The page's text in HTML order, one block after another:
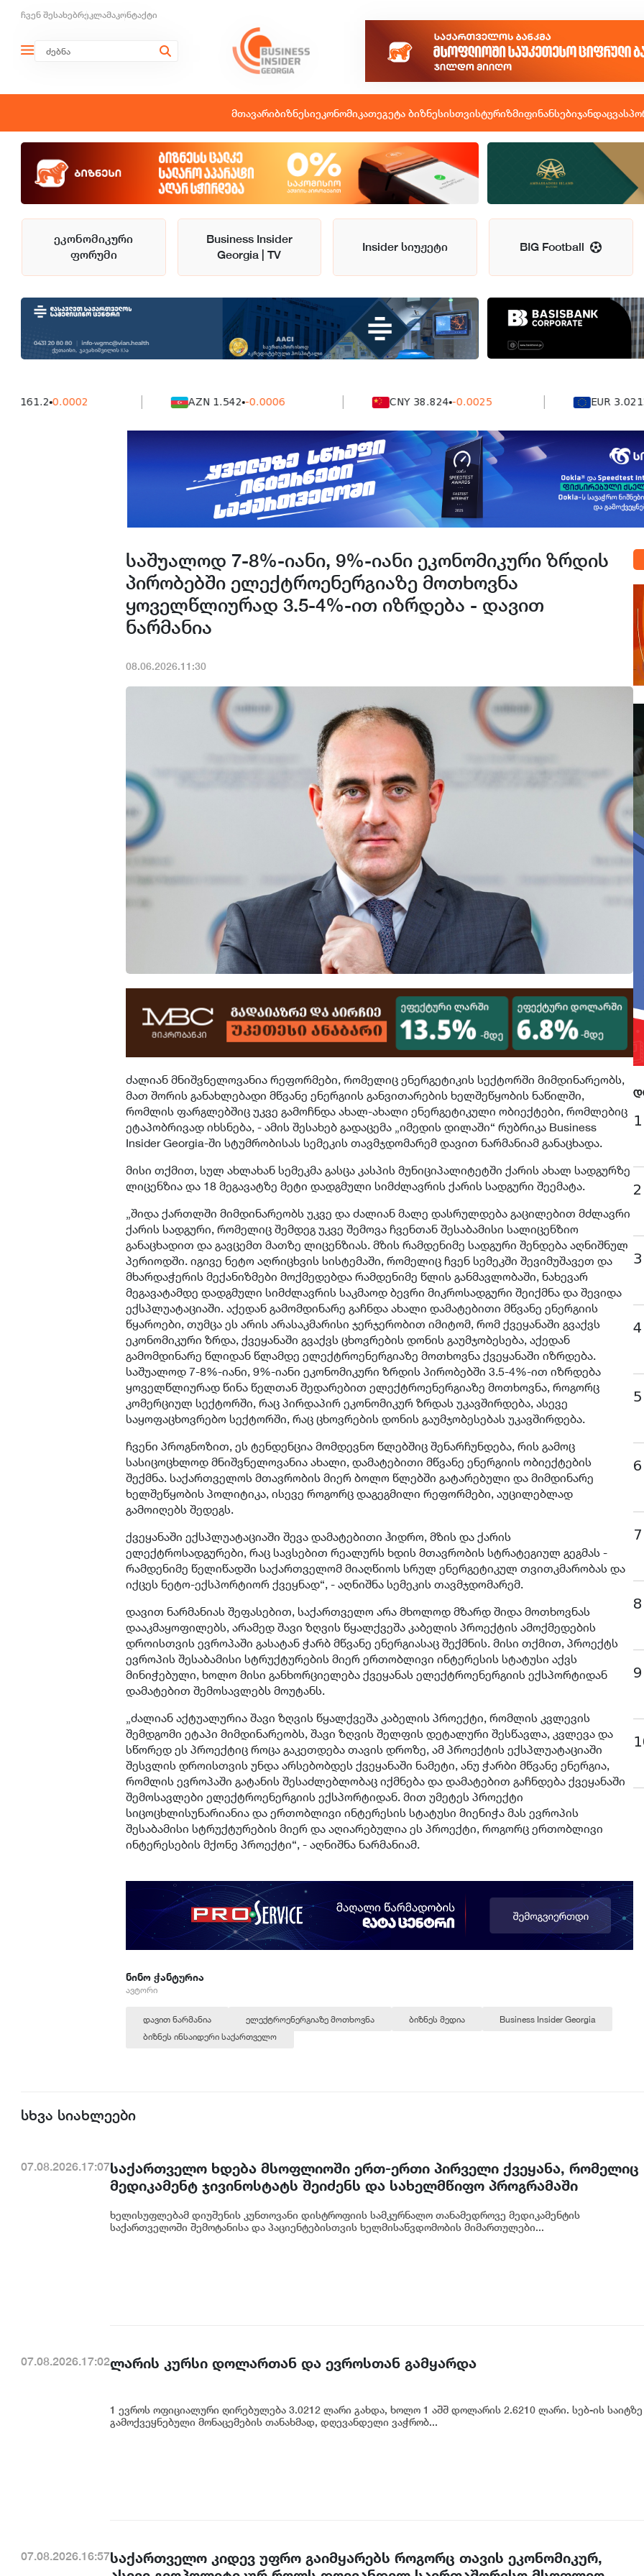
ჩვენ შესახებრეკლამაკონტაქტი
მთავარიბიზნესიეკონომიკათეგეტა ბიზნესისთვისტურიზმიფინანსებიჯანდაცვა
ეკონომიკური
ფორუმი
Business Insider
Georgia | TV
Insider სიუჟეტი BIG Football
0.0002 AZN 1.542 -0.0006 CNY 38.824 -0.0025 EUR 3.0212 -
საშუალოდ 7-8%-იანი, 9%-იანი ეკონომიკური ზრდის
პირობებში ელექტროენერგიაზე მოთხოვნა
ყოველწლიურად 3.5-4%-ით იზრდება - დავით
ნარმანია
08.06.2026.11:30
ძალიან მნიშვნელოვანია რეფორმები, რომელიც ენერგეტიკის სექტორში მიმდინარეობს,
მათ შორის განახლებადი მწვანე ენერგიის განვითარების ხელშეწყობის ნაწილში,
რომლის ფარგლებშიც უკვე გამოჩნდა ახალ-ახალი ენერგეტიკული ობიექტები, რომლებიც
ეტაპობრივად იხსნება, - ამის შესახებ გადაცემა „იმედის დილაში“ რუბრიკა Business
Insider Georgia-ში სტუმრობისას სემეკის თავმჯდომარემ დავით ნარმანიამ განაცხადა.
მისი თქმით, სულ ახლახან სემეკმა გასცა კასპის მუნიციპალიტეტში ქარის ახალ სადგურზე
ლიცენზია და 18 მეგავატზე მეტი დადგმული სიმძლავრის ქარის სადგური შეემატა.
„შიდა ქართლში მიმდინარეობს უკვე და ძალიან მალე დასრულდება გაცილებით მძლავრი
ქარის სადგური, რომელიც შემდეგ უკვე შემოვა ჩვენთან შესაბამისი სალიცენზიო
განაცხადით და გავცემთ მათზე ლიცენზიას. მზის რამდენიმე სადგური შენდება აღნიშნულ
პერიოდში. იგივე ნეტო აღრიცხვის სისტემაში, რომელიც ჩვენ სემეკში შევიმუშავეთ და
მხარდაჭერის მექანიზმები მოქმედებდა რამდენიმე წლის განმავლობაში, ნახევარ
მეგავატამდე დადგმული სიმძლავრის საკმაოდ ბევრი მიკროსადგური შეიქმნა და შევიდა
ექსპლუატაციაში. აქედან გამომდინარე გაჩნდა ახალი დამატებითი მწვანე ენერგიის
წყაროები, თუმცა ეს არის არასაკმარისი ჯერჯერობით იმიტომ, რომ ქვეყანაში გვაქვს
ეკონომიკური ზრდა, ქვეყანაში გვაქვს ცხოვრების დონის გაუმჯობესება, აქედან
გამომდინარე წლიდან წლამდე ელექტროენერგიაზე მოთხოვნა ქვეყანაში იზრდება.
საშუალოდ 7-8%-იანი, 9%-იანი ეკონომიკური ზრდის პირობებში 3.5-4%-ით იზრდება
ყოველწლიურად წინა წელთან შედარებით ელექტროენერგიაზე მოთხოვნა, როგორც
კომერციულ სექტორში, რაც პირდაპირ ეკონომიკურ ზრდას უკავშირდება, ასევე
საყოფაცხოვრებო სექტორში, რაც ცხოვრების დონის გაუმჯობესებას უკავშირდება.
ჩვენი პროგნოზით, ეს ტენდენცია მომდევნო წლებშიც შენარჩუნდება, რის გამოც
სასიცოცხლოდ მნიშვნელოვანია ახალი, დამატებითი მწვანე ენერგიის ობიექტების
შექმნა. საქართველოს მთავრობის მიერ ბოლო წლებში გატარებული და მიმდინარე
ხელშეწყობის პოლიტიკა, ისევე როგორც დაგეგმილი რეფორმები, აუცილებლად
გამოიღებს შედეგს.
ქვეყანაში ექსპლუატაციაში შევა დამატებითი ჰიდრო, მზის და ქარის
ელექტროსადგურები, რაც სავსებით რეალურს ხდის მთავრობის სტრატეგიულ გეგმას -
რამდენიმე წელიწადში საქართველომ მიაღწიოს სრულ ენერგეტიკულ თვითკმარობას და
იქცეს ნეტო-ექსპორტიორ ქვეყნად“, - აღნიშნა სემეკის თავმჯდომარემ.
დავით ნარმანიას შეფასებით, საქართველო არა მხოლოდ მზარდ შიდა მოთხოვნას
დააკმაყოფილებს, არამედ შავი ზღვის წყალქვეშა კაბელის პროექტის ამოქმედების
დროისთვის ევროპაში გასატან ჭარბ მწვანე ენერგიასაც შექმნის. მისი თქმით, პროექტს
ევროპის შესაბამისი სტრუქტურების მიერ ერთობლივი ინტერესის სტატუსი აქვს
მინიჭებული, ხოლო მისი განხორციელება ქვეყანას ელექტროენერგიის ექსპორტიდან
დამატებით შემოსავლებს მოუტანს.
„ძალიან აქტუალურია შავი ზღვის წყალქვეშა კაბელის პროექტი, რომლის კვლევის
შემდგომი ეტაპი მიმდინარეობს, შავი ზღვის შელფის დეტალური შესწავლა, კვლევა და
სწორედ ეს პროექტიც როცა გაკეთდება თავის დროზე, ამ პროექტის ექსპლუატაციაში
შესვლის დროისთვის უნდა არსებობდეს ქვეყანაში ნამეტი, ანუ ჭარბი მწვანე ენერგია,
რომლის ევროპაში გატანის შესაძლებლობაც იქმნება და დამატებით გაჩნდება ქვეყანაში
შემოსავლები ელექტროენერგიის ექსპორტიდან. მით უმეტეს პროექტი
სიცოცხლისუნარიანია და ერთობლივი ინტერესის სტატუსი მიენიჭა მას ევროპის
შესაბამისი სტრუქტურების მიერ და აღიარებულია ეს პროექტი, როგორც ერთობლივი
ინტერესების მქონე პროექტი“, - აღნიშნა ნარმანიამ.
ნინო ჭანტურია
ავტორი
დავით ნარმანია ელექტროენერგიაზე მოთხოვნა ბიზნეს მედია
Business Insider Georgia
ბიზნეს ინსაიდერი საქართველო
1
2
3
4
5
6
7
8
9
სხვა სიახლეები
07.08.2026.17:07საქართველო ხდება მსოფლიოში ერთ-ერთი პირველი ქვეყანა, რომელიც
მედიკამენტ ჯივინოსტატს შეიძენს და სახელმწიფო პროგრამაში
ხელისუფლებამ დიუშენის კუნთოვანი დისტროფიის სამკურნალო თანამედროვე მედიკამენტის
საქართველოში შემოტანისა და პაციენტებისთვის ხელმისაწვდომობის მიმართულები...
07.08.2026.17:02ლარის კურსი დოლართან და ევროსთან გამყარდა
1 ევროს ოფიციალური ღირებულება 3.0212 ლარი გახდა, ხოლო 1 აშშ დოლარის 2.6210 ლარი. სებ-ის საიტზე
გამოქვეყნებული მონაცემების თანახმად, დღევანდელი ვაჭრობ...
07.08.2026.16:57საქართველო კიდევ უფრო გაიმყარებს როგორც თავის ეკონომიკურ,